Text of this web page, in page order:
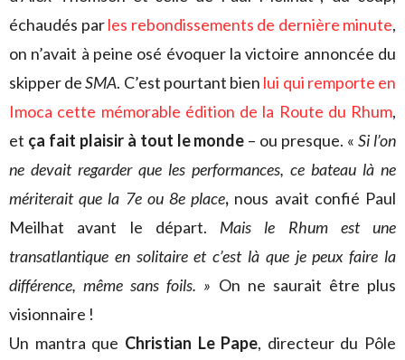
échaudés parles rebondissements de dernière minute,
on n’avait à peine osé évoquer la victoire annoncée du
skipper deSMA. C’est pourtant bien lui qui remporte en
Imoca cette mémorable édition de la Route du Rhum,
et ça fait plaisir à tout le monde – ou presque. «Si l’on
ne devait regarder que les performances, ce bateau là ne
mériterait que la 7e ou 8e place, nous avait confié Paul
Meilhat avant le départ. Mais le Rhum est une
transatlantique en solitaire et c’est là que je peux faire la
différence, même sans foils. » On ne saurait être plus
visionnaire !
Un mantra que Christian Le Pape, directeur du Pôle